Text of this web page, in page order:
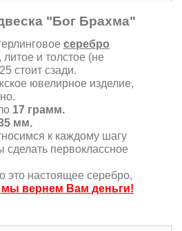
"Бог Брахма"
серебро
, литое и толстое (не
стоит сзади.
ювелирное изделие,
17 грамм.
мм.
к каждому шагу
сделать первоклассное
это настоящее серебро,
мы вернем Вам деньги!